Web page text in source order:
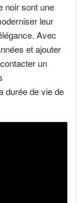
noir sont une
leur
Avec
et ajouter
un
durée de vie de